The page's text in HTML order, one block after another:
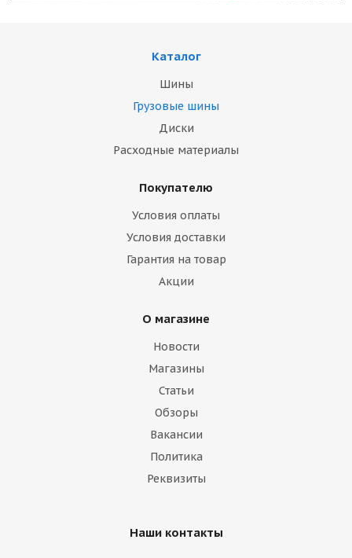
Каталог
Шины
Грузовые шины
Диски
Расходные материалы
Покупателю
Условия оплаты
Условия доставки
Гарантия на товар
Акции
О магазине
Новости
Магазины
Статьи
Обзоры
Вакансии
Политика
Реквизиты
Наши контакты